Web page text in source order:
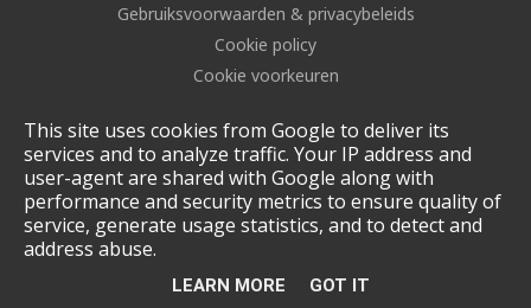
Gebruiksvoorwaarden & privacybeleids
Cookie policy
Cookie voorkeuren
Login
UP-TO-DATE WebDesign
This site uses cookies from Google to deliver its
services and to analyze traffic. Your IP address and
user-agent are shared with Google along with
performance and security metrics to ensure quality of
service, generate usage statistics, and to detect and
address abuse.
LEARN MORE GOT IT